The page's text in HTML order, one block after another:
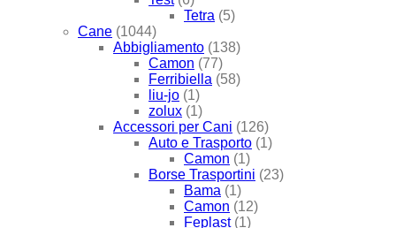
Tetra (5)
Cane (1044)
Abbigliamento (138)
Camon (77)
Ferribiella (58)
liu-jo (1)
zolux (1)
Accessori per Cani (126)
Auto e Trasporto (1)
Camon (1)
Borse Trasportini (23)
Bama (1)
Camon (12)
Feplast (1)